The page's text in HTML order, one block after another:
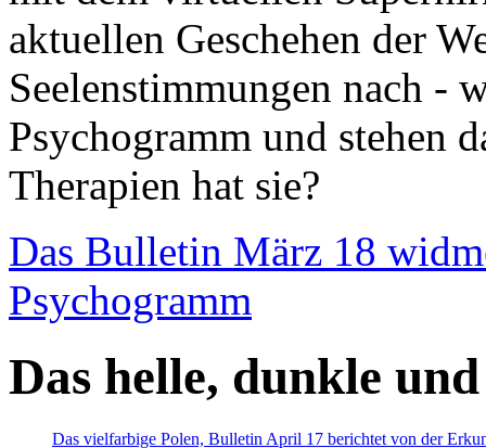
aktuellen Geschehen der
Seelenstimmungen nach -
Psychogramm und stehen
Therapien hat sie?
Das Bulletin März 18
Psychogramm
Das helle, dunkle
Das vielfarbige Polen, Bulletin April 17 berichtet von der